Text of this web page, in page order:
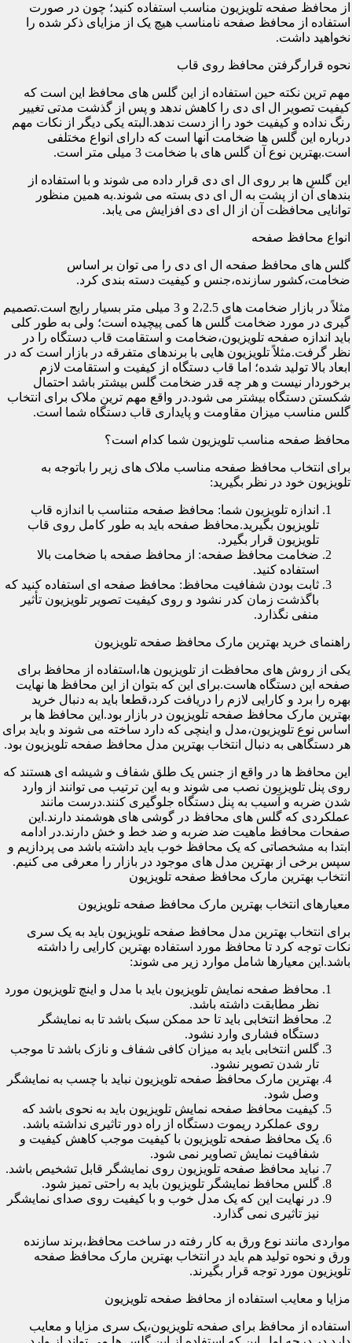
از محافظ صفحه تلویزیون مناسب استفاده کنید؛ چون در صورت
استفاده از محافظ صفحه نامناسب هیچ یک از مزایای ذکر شده را
نخواهید داشت.
نحوه قرارگرفتن محافظ روی قاب
مهم ترین نکته حین استفاده از این گلس های محافظ این است که
کیفیت تصویر ال ای دی را کاهش ندهد و پس از گذشت مدتی تغییر
رنگ نداده و کیفیت خود را از دست ندهد.البته یکی دیگر از نکات مهم
درباره این گلس ها ضخامت آنها است که دارای انواع مختلفی
است.بهترین نوع آن گلس های با ضخامت 3 میلی متر است.
این گلس ها بر روی ال ای دی قرار داده می شوند و با استفاده از
بندهای آن از پشت به ال ای دی بسته می شوند.به همین منظور
توانایی محافظت آن از ال ای دی افزایش می یابد.
انواع محافظ صفحه
گلس های محافظ صفحه ال ای دی را می توان بر اساس
ضخامت،کشور سازنده،جنس و کیفیت دسته بندی کرد.
مثلاً در بازار ضخامت های 2،2.5 و 3 میلی متر بسیار رایج است.تصمیم
گیری در مورد ضخامت گلس ها کمی پیچیده است؛ ولی به طور کلی
باید اندازه صفحه تلویزیون،ضخامت و استقامت قاب دستگاه را در
نظر گرفت.مثلاً تلویزیون هایی با برندهای متفرقه در بازار است که در
ابعاد بالا تولید شده؛ اما قاب دستگاه از کیفیت و استقامت لازم
برخوردار نیست و هر چه قدر ضخامت گلس بیشتر باشد احتمال
شکستن دستگاه بیشتر می شود.در واقع مهم ترین ملاک برای انتخاب
گلس مناسب میزان مقاومت و پایداری قاب دستگاه شما است.
محافظ صفحه مناسب تلویزیون شما کدام است؟
برای انتخاب محافظ صفحه مناسب ملاک های زیر را باتوجه به
تلویزیون خود در نظر بگیرید:
اندازه تلویزیون شما: محافظ صفحه متناسب با اندازه قاب
تلویزیون بگیرید.محافظ صفحه باید به طور کامل روی قاب
تلویزیون قرار بگیرد.
ضخامت محافظ صفحه: از محافظ صفحه با ضخامت بالا
استفاده کنید.
ثابت بودن شفافیت محافظ: محافظ صفحه ای استفاده کنید که
باگذشت زمان کدر نشود و روی کیفیت تصویر تلویزیون تأثیر
منفی نگذارد.
راهنمای خرید بهترین مارک محافظ صفحه تلویزیون
یکی از روش های محافظت از تلویزیون ها،استفاده از محافظ برای
صفحه این دستگاه هاست.برای این که بتوان از این محافظ ها نهایت
بهره را برد و کارایی لازم را دریافت کرد،قطعا باید به دنبال خرید
بهترین مارک محافظ صفحه تلویزیون در بازار بود.این محافظ ها بر
اساس نوع تلویزیون،مدل و اینچی که دارد ساخته می شوند و باید برای
هر دستگاهی به دنبال انتخاب بهترین مدل محافظ صفحه تلویزیون بود.
این محافظ ها در واقع از جنس یک طلق شفاف و شیشه ای هستند که
روی پنل تلویزیون نصب می شوند و به این ترتیب می توانند از وارد
شدن ضربه و آسیب به پنل دستگاه جلوگیری کنند.درست مانند
عملکردی که گلس های محافظ در گوشی های هوشمند دارند.این
صفحات محافظ ماهیت ضد ضربه و ضد خط و خش دارند.در ادامه
ابتدا به مشخصاتی که یک محافظ خوب باید داشته باشد می پردازیم و
سپس برخی از بهترین مدل های موجود در بازار را معرفی می کنیم.
انتخاب بهترین مارک محافظ صفحه تلویزیون
معیارهای انتخاب بهترین مارک محافظ صفحه تلویزیون
برای انتخاب بهترین مدل محافظ صفحه تلویزیون باید به یک سری
نکات توجه کرد تا محافظ مورد استفاده بهترین کارایی را داشته
باشد.این معیارها شامل موارد زیر می شوند:
محافظ صفحه نمایش تلویزیون باید با مدل و اینچ تلویزیون مورد
نظر مطابقت داشته باشد.
محافظ انتخابی باید تا حد ممکن سبک باشد تا به نمایشگر
دستگاه فشاری وارد نشود.
گلس انتخابی باید به میزان کافی شفاف و نازک باشد تا موجب
تار شدن تصویر نشود.
بهترین مارک محافظ صفحه تلویزیون نباید با چسب به نمایشگر
وصل شود.
کیفیت محافظ صفحه نمایش تلویزیون باید به نحوی باشد که
روی عملکرد ریموت دستگاه از راه دور تاثیری نداشته باشد.
یک محافظ صفحه تلویزیون با کیفیت موجب کاهش کیفیت و
شفافیت نمایش تصاویر نمی شود.
نباید محافظ صفحه تلویزیون روی نمایشگر قابل تشخیص باشد.
گلس محافظ نمایشگر تلویزیون باید به راحتی تمیز شود.
در نهایت این که یک مدل خوب و با کیفیت روی صدای نمایشگر
نیز تاثیری نمی گذارد.
مواردی مانند نوع ورق به کار رفته در ساخت محافظ،برند سازنده
ورق و نحوه تولید هم باید در انتخاب بهترین مارک محافظ صفحه
تلویزیون مورد توجه قرار بگیرند.
مزایا و معایب استفاده از محافظ صفحه تلویزیون
استفاده از محافظ برای صفحه تلویزیون،یک سری مزایا و معایب